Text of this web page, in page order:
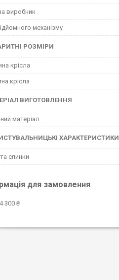
виробник
механізму
РОЗМІРИ
крісла
крісла
ВИГОТОВЛЕННЯ
матеріал
ХАРАКТЕРИСТИКИ
спинки
для замовлення
4 300 ₴